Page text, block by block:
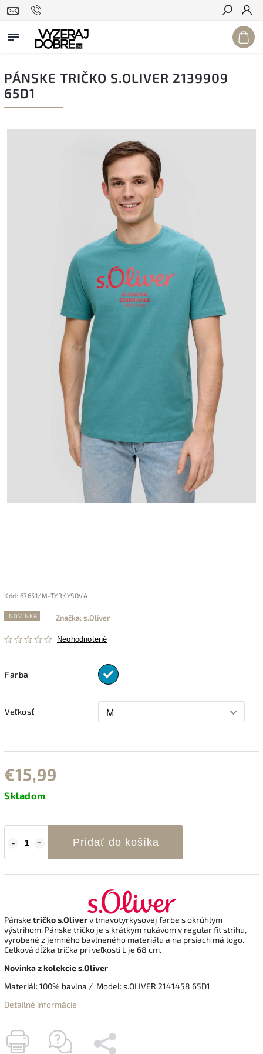
Hľadať
PÁNSKE TRIČKO S.OLIVER 2139909
65D1
Kód: 67651/M-TYRKYSOVA
NOVINKA
Neohodnotené
Značka:s.Oliver
Farba
Veľkosť
€15,99
Skladom
Pridať do košíka
Pánske tričko s.Oliverv tmavotyrkysovej farbe s okrúhlym
výstrihom. Pánske tričko je s krátkym rukávom v regular fit strihu,
vyrobené z jemného bavlneného materiálu a na prsiach má logo.
Celková dĺžka trička pri veľkosti L je 68 cm.
Novinka z kolekcie s.Oliver
Materiál: 100% bavlna / Model: s.OLIVER 2141458 65D1
Detailné informácie